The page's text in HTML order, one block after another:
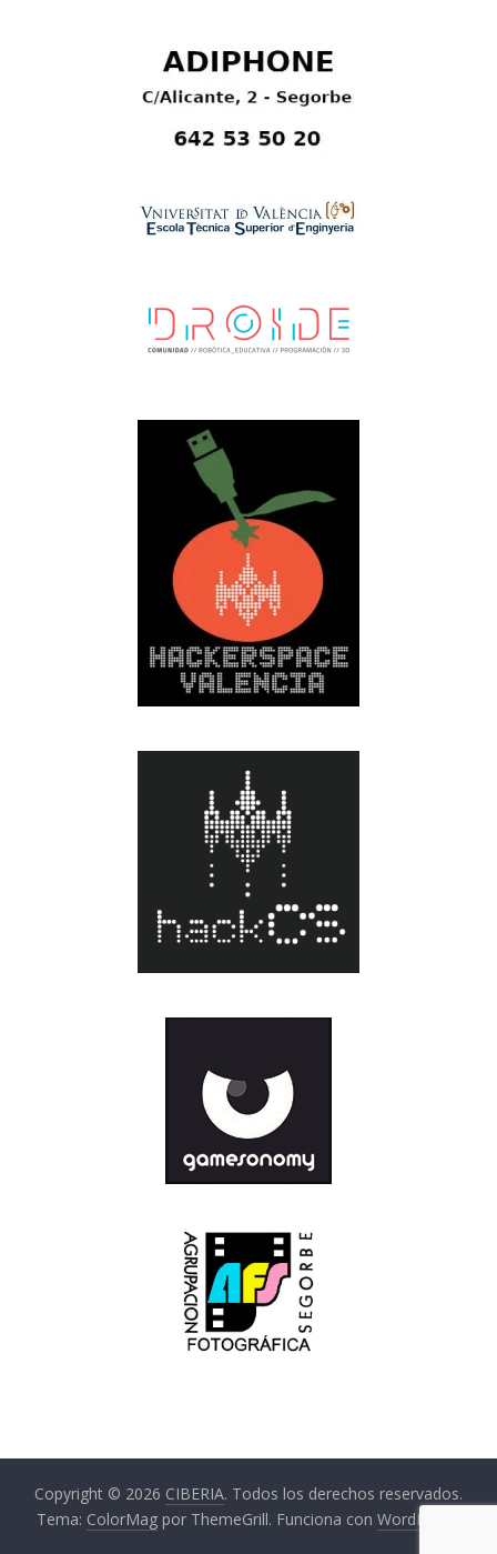
Copyright © 2026 CIBERIA. Todos los derechos reservados.
Tema: ColorMag por ThemeGrill. Funciona conWordPress